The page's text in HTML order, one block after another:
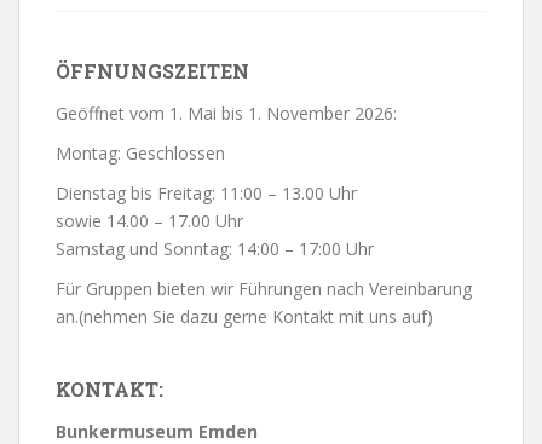
ÖFFNUNGSZEITEN
Geöffnet vom 1. Mai bis 1. November 2026:
Montag: Geschlossen
Dienstag bis Freitag: 11:00 – 13.00 Uhr
sowie 14.00 – 17.00 Uhr
Samstag und Sonntag: 14:00 – 17:00 Uhr
Für Gruppen bieten wir Führungen nach Vereinbarung
an.(nehmen Sie dazu gerne Kontakt mit uns auf)
KONTAKT:
Bunkermuseum Emden